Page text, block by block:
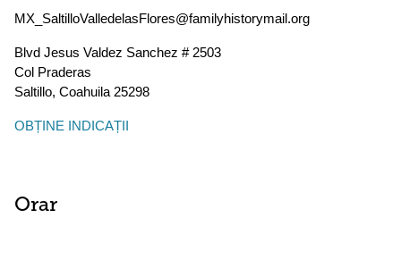
MX_SaltilloValledelasFlores@familyhistorymail.org
Blvd Jesus Valdez Sanchez # 2503
Col Praderas
Saltillo, Coahuila 25298
OBȚINE INDICAȚII
Orar